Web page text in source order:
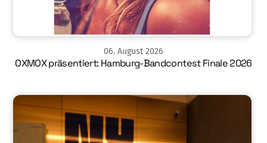
06. August 2026
OXMOX präsentiert: Hamburg-Bandcontest Finale 2026